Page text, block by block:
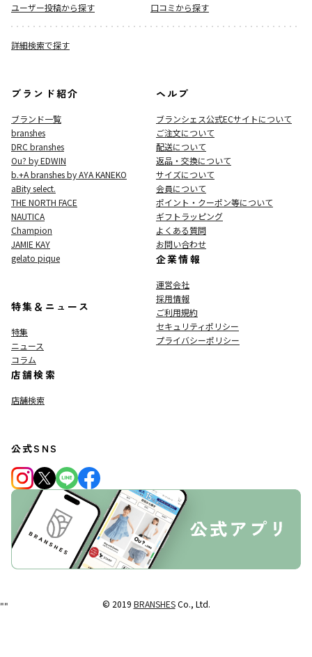
ユーザー投稿から探す
口コミから探す
詳細検索で探す
ブランド紹介
ブランド一覧
branshes
DRC branshes
Ou? by EDWIN
b.+A branshes by AYA KANEKO
aBity select.
THE NORTH FACE
NAUTICA
Champion
JAMIE KAY
gelato pique
特集＆ニュース
特集
ニュース
コラム
店舗検索
店舗検索
ヘルプ
ブランシェス公式ECサイトについて
ご注文について
配送について
返品・交換について
サイズについて
会員について
ポイント・クーポン等について
ギフトラッピング
よくある質問
お問い合わせ
企業情報
運営会社
採用情報
ご利用規約
セキュリティポリシー
プライバシーポリシー
公式SNS
© 2019 BRANSHESCo., Ltd.
""